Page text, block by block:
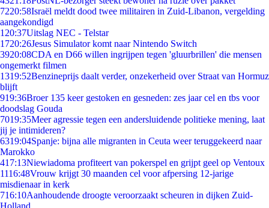
7220:58Israël meldt dood twee militairen in Zuid-Libanon, vergelding
aangekondigd
1 20:37Uitslag NEC - Telstar
1720:26Jesus Simulator komt naar Nintendo Switch
3920:08CDA en D66 willen ingrijpen tegen 'gluurbrillen' die mensen
ongemerkt filmen
1319:52Benzineprijs daalt verder, onzekerheid over Straat van Hormuz
blijft
919:36Broer 135 keer gestoken en gesneden: zes jaar cel en tbs voor
doodslag Gouda
7019:35Meer agressie tegen een andersluidende politieke mening, laat
jij je intimideren?
6319:04Spanje: bijna alle migranten in Ceuta weer teruggekeerd naar
Marokko
417:13Niewiadoma profiteert van pokerspel en grijpt geel op Ventoux
1116:48Vrouw krijgt 30 maanden cel voor afpersing 12-jarige
misdienaar in kerk
716:10Aanhoudende droogte veroorzaakt scheuren in dijken Zuid-
Holland